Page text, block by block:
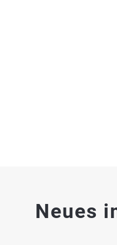
78 41
Neues